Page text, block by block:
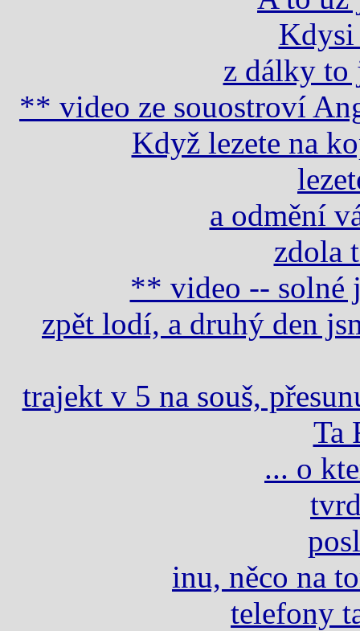
z dálky to
** video ze souostroví
Když lezete na
a odmění
zdola
** video -- solné
zpět lodí, a druhý den
trajekt v 5 na souš,
Ta
... o
inu, něco na
telefony